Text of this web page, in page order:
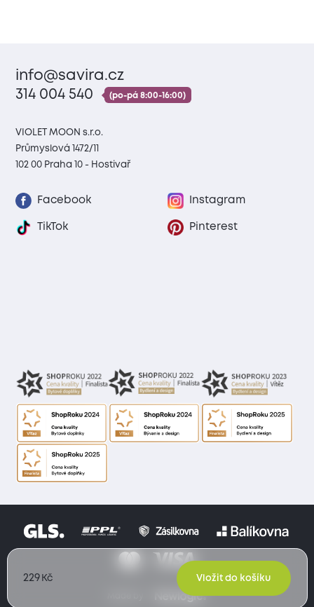
229 Kč Vložit do košíku
info@savira.cz
314 004 540
(po-pá 8:00-16:00)
VIOLET MOON s.r.o.
Průmyslová 1472/11
102 00 Praha 10 - Hostivař
Facebook Instagram
TikTok Pinterest